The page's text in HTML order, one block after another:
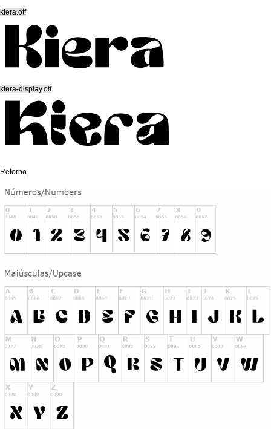
kiera.otf
kiera-display.otf
Retorno